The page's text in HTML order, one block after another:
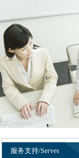
服务支持/Serves